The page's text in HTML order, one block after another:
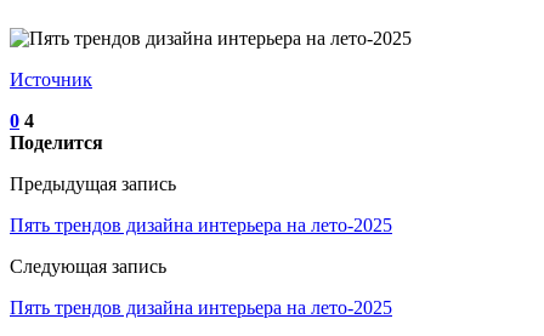
Источник
0 4
Поделится
Предыдущая запись
Пять трендов дизайна интерьера на лето-2025
Следующая запись
Пять трендов дизайна интерьера на лето-2025